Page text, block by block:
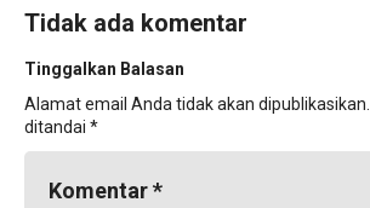
Tidak ada komentar
Tinggalkan Balasan
Alamat email Anda tidak akan dipublikasikan.
ditandai *
Komentar*